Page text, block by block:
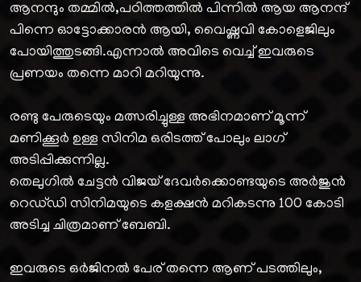
ആനന്ദും തമ്മിൽ,പഠിത്തത്തിൽ പിന്നിൽ ആയ ആനന്ദ്
പിന്നെ ഓട്ടോക്കാരൻ ആയി, വൈഷ്ണവി കോളെജിലും
പോയിത്തുടങ്ങി.എന്നാൽ അവിടെ വെച്ച് ഇവരുടെ
പ്രണയം തന്നെ മാറി മറിയുന്നു.
രണ്ടു പേരുടെയും മത്സരിച്ചുള്ള അഭിനമാണ് മൂന്ന്
മണിക്കൂർ ഉള്ള സിനിമ ഒരിടത്ത് പോലും ലാഗ്
അടിപ്പിക്കുന്നില്ല.
തെലുഗിൽ ചേട്ടൻ വിജയ് ദേവർക്കൊണ്ടയുടെ അർജുൻ
റെഡ്‌ഡി സിനിമയുടെ കളക്ഷൻ മറികടന്നു 100 കോടി
അടിച്ച ചിത്രമാണ് ബേബി.
ഇവരുടെ ഒർജിനൽ പേര് തന്നെ ആണ് പടത്തിലും,